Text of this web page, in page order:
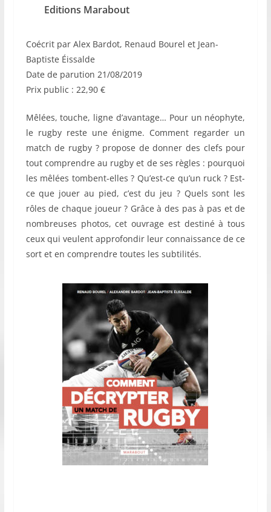
Editions Marabout
Coécrit par Alex Bardot, Renaud Bourel et Jean-
Baptiste Éissalde
Date de parution 21/08/2019
Prix public : 22,90 €
Mêlées, touche, ligne d’avantage… Pour un néophyte,
le rugby reste une énigme. Comment regarder un
match de rugby ? propose de donner des clefs pour
tout comprendre au rugby et de ses règles : pourquoi
les mêlées tombent-elles ? Qu’est-ce qu’un ruck ? Est-
ce que jouer au pied, c’est du jeu ? Quels sont les
rôles de chaque joueur ? Grâce à des pas à pas et de
nombreuses photos, cet ouvrage est destiné à tous
ceux qui veulent approfondir leur connaissance de ce
sort et en comprendre toutes les subtilités.